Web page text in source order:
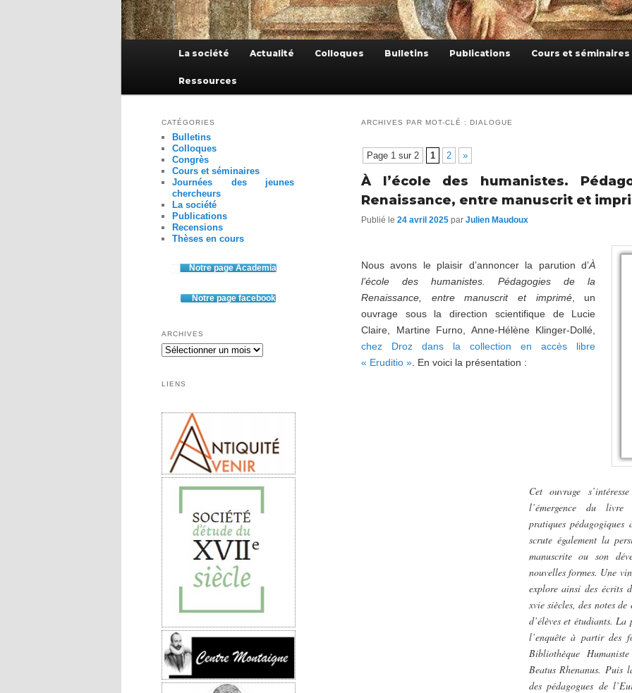
La société Actualité Colloques Bulletins Publications Cours et séminaires
Ressources
ARCHIVES PAR MOT-CLÉ : DIALOGUE
Page 1 sur 2 1 2 »
À l’école des humanistes.
Renaissance, entre manuscrit et
Publié le 24 avril 2025 par Julien Maudoux
Nous avons le plaisir d’annoncer la parution d’À
l’école des humanistes. Pédagogies de la
Renaissance, entre manuscrit et imprimé, un
ouvrage sous la direction scientifique de Lucie
Claire, Martine Furno, Anne-Hélène Klinger-Dollé,
chez Droz dans la collection en accès libre
« Eruditio » . En voici la présentation :
Cet ouvrage
l’émergence du
pratiques
scrute également la
manuscrite ou son
nouvelles formes. Une
explore ainsi des écrits
xvie siècles, des notes
d’élèves et étudiants. La
l’enquête à partir des
Bibliothèque
Beatus Rhenanus. Puis
des pédagogues de
CATÉGORIES
Bulletins
Colloques
Congrès
Cours et séminaires
Journées des jeunes
chercheurs
La société
Publications
Recensions
Thèses en cours
Notre page Academia
Notre page facebook
ARCHIVES
LIENS